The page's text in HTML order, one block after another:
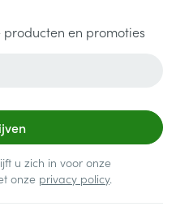
en promoties
u zich in voor onze
onze privacy policy.